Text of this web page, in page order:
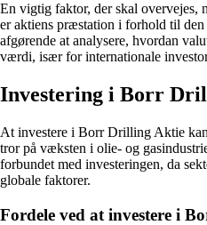
En vigtig faktor, der skal overvejes,
er aktiens præstation i forhold til
afgørende at analysere, hvordan
værdi, især for internationale
Investering i Borr
At investere i Borr Drilling Aktie
tror på væksten i olie- og
forbundet med investeringen, da
globale faktorer.
Fordele ved at investere i